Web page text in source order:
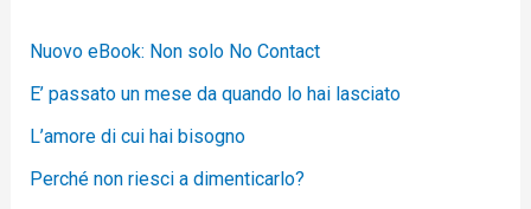
Nuovo eBook: Non solo No Contact
E’ passato un mese da quando lo hai lasciato
L’amore di cui hai bisogno
Perché non riesci a dimenticarlo?